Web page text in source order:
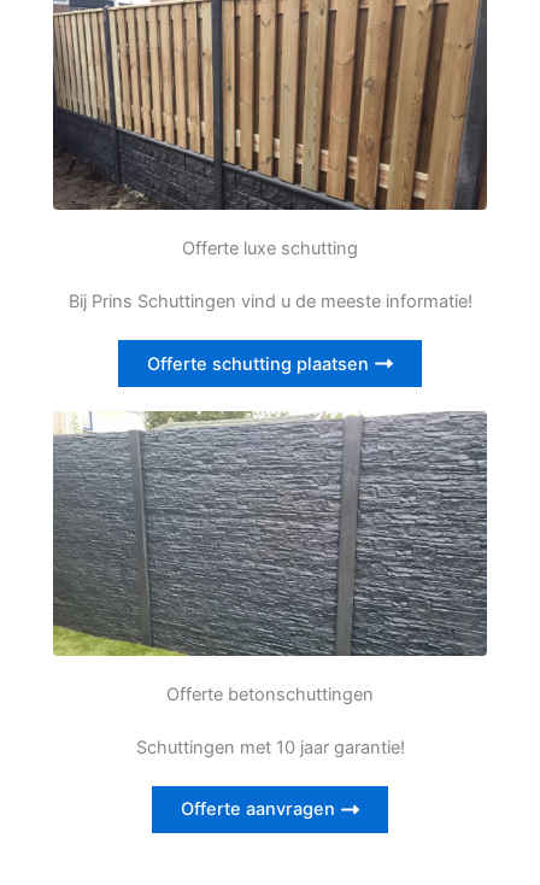
Offerte luxe schutting
Bij Prins Schuttingen vind u de meeste informatie!
Offerte schutting plaatsen
Offerte betonschuttingen
Schuttingen met 10 jaar garantie!
Offerte aanvragen